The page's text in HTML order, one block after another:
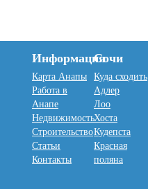
Информация
Карта Анапы
Работа в
Анапе
Недвижимость
Строительство
Статьи
Контакты
Сочи
Куда сходить
Адлер
Лоо
Хоста
Кудепста
Красная
поляна